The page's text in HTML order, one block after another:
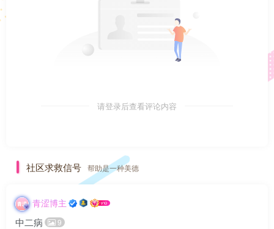
请登录后查看评论内容
社区求救信号 帮助是一种美德
青涩博主
中二病 9